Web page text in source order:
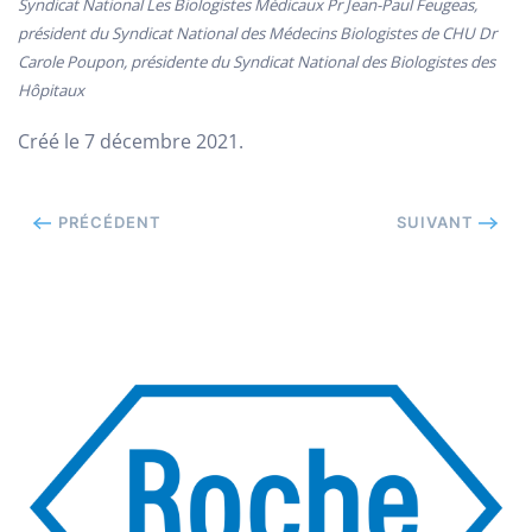
Syndicat National Les Biologistes Médicaux Pr Jean-Paul Feugeas,
président du Syndicat National des Médecins Biologistes de CHU Dr
Carole Poupon, présidente du Syndicat National des Biologistes des
Hôpitaux
Créé le 7 décembre 2021.
PRÉCÉDENT SUIVANT